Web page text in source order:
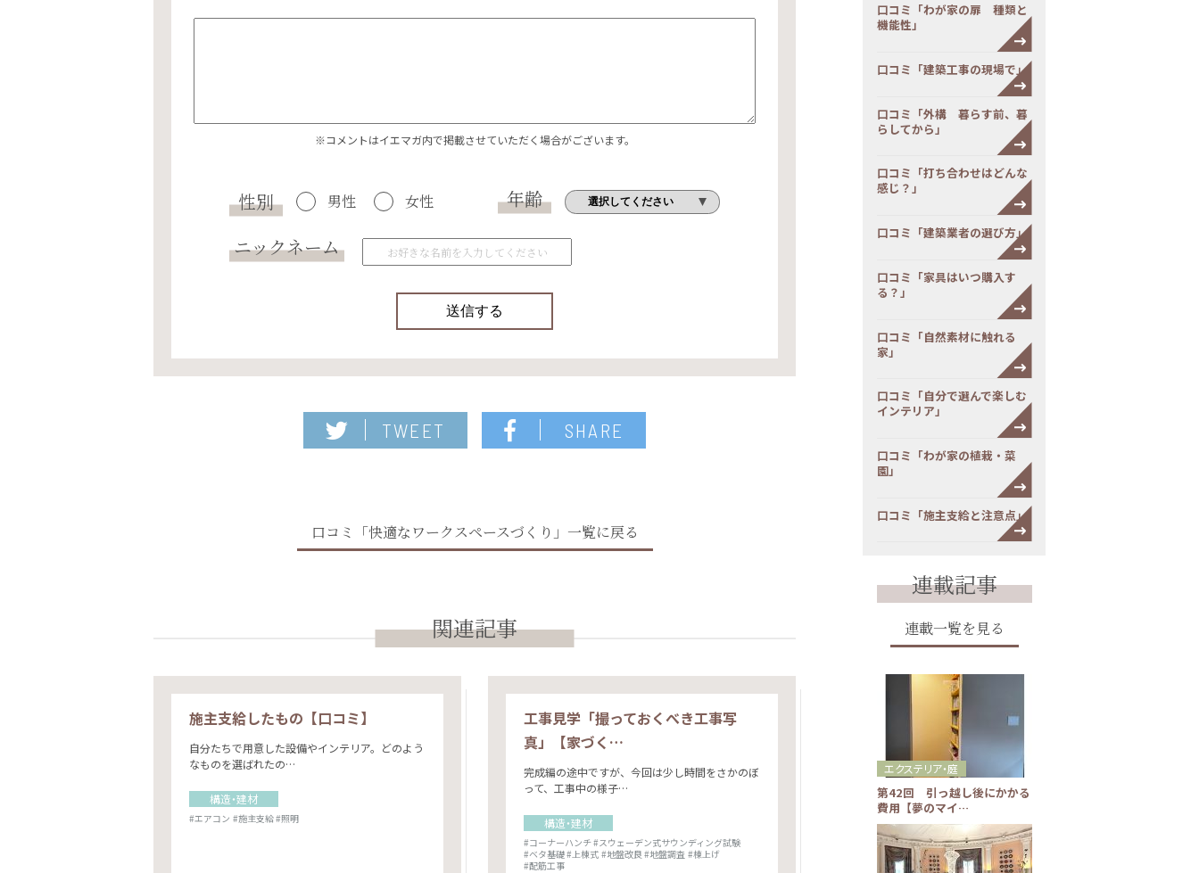
※コメントはイエマガ内で掲載させていただく場合がございます。
性別 男性 女性
年齢
ニックネーム
TWEET SHARE
口コミ「快適なワークスペースづくり」一覧に戻る
関連記事
施主支給したもの【口コミ】
自分たちで用意した設備やインテリア。どのよう
なものを選ばれたの…
構造・建材
#エアコン #施主支給#照明
工事見学「撮っておくべき工事写
真」【家づく…
完成編の途中ですが、今回は少し時間をさかのぼ
って、工事中の様子…
構造・建材
#コーナーハンチ#スウェーデン式サウンディング試験
#ベタ基礎#上棟式 #地盤改良 #地盤調査 #棟上げ
#配筋工事
口コミ「わが家の扉 種類と
機能性」
口コミ「建築工事の現場で」
口コミ「外構 暮らす前、暮
らしてから」
口コミ「打ち合わせはどんな
感じ？」
口コミ「建築業者の選び方」
口コミ「家具はいつ購入す
る？」
口コミ「自然素材に触れる
家」
口コミ「自分で選んで楽しむ
インテリア」
口コミ「わが家の植栽・菜
園」
口コミ「施主支給と注意点」
連載記事
連載一覧を見る
第42回 引っ越し後にかかる
費用【夢のマイ…
エクステリア・庭